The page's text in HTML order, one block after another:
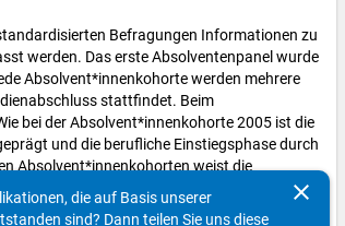
Befragungen Informationen zu
werden. Das erste Absolventenpanel wurde
Absolvent*innenkohorte werden mehrere
stattfindet. Beim
bei der Absolvent*innenkohorte 2005 ist die
und die berufliche Einstiegsphase durch
Absolvent*innenkohorten weist die
große Anzahl an Bachelorabsolvent*innen
Kohorten außerdem, dass die zweite
clear
die auf Basis unserer
sind? Dann teilen Sie uns diese